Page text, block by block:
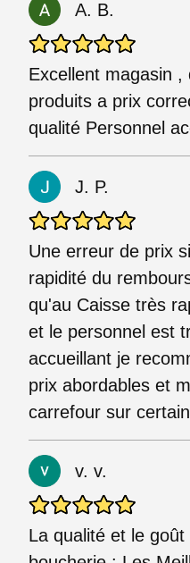
A. B.
Excellent magasin ,
produits a prix
qualité Personnel
J. P.
Une erreur de prix
rapidité du
qu'au Caisse très
et le personnel est
accueillant je
prix abordables et
carrefour sur
v. v.
La qualité et le